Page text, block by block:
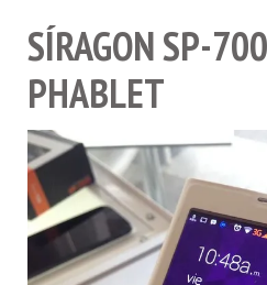
SÍRAGON SP-
PHABLET